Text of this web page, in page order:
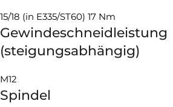
15/18 (in E335/ST60) 17 Nm
Gewindeschneidleistung
(steigungsabhängig)
M12
Spindel